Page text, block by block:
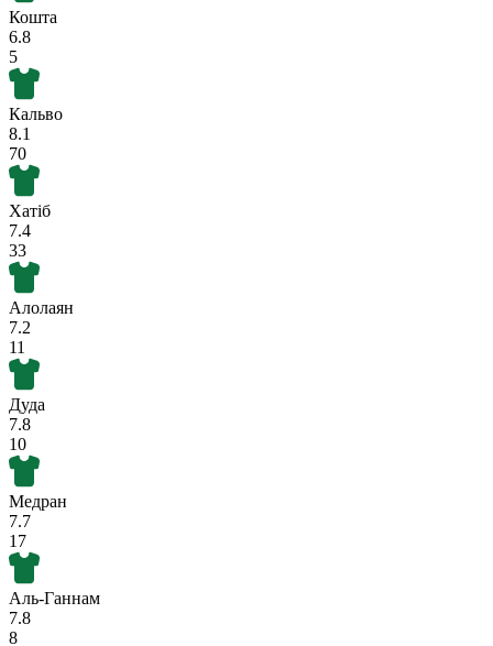
Кошта
6.8
5
Кальво
8.1
70
Хатіб
7.4
33
Алолаян
7.2
11
Дуда
7.8
10
Медран
7.7
17
Аль-Ганнам
7.8
8